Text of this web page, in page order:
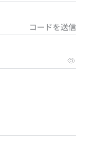
コードを送信